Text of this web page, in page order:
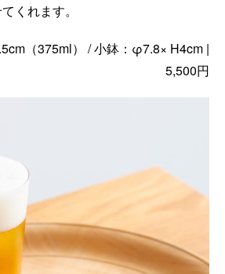
くれます。
（375ml） / 小鉢：φ7.8× H4cm |
5,500円